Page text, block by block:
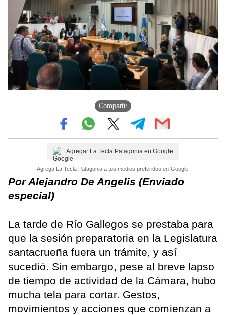
Compartir
Agregar La Tecla Patagonia en Google
Agrega La Tecla Patagonia a tus medios preferidos en Google.
Por Alejandro De Angelis (Enviado
especial)
La tarde de Río Gallegos se prestaba para
que la sesión preparatoria en la Legislatura
santacrueña fuera un trámite, y así
sucedió. Sin embargo, pese al breve lapso
de tiempo de actividad de la Cámara, hubo
mucha tela para cortar. Gestos,
movimientos y acciones que comienzan a